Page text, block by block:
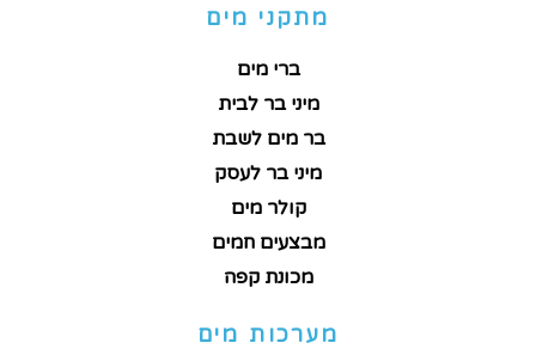
מתקני מים
ברי מים
מיני בר לבית
בר מים לשבת
מיני בר לעסק
קולר מים
מבצעים חמים
מכונת קפה
מערכות מים